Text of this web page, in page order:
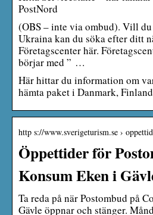
PostNord
(OBS – inte via ombud). Vill
Ukraina kan du söka efter ditt
Företagscenter här.
börjar med ” …
Här hittar du information om
hämta paket i Danmark,
http s://www.sverigeturism.se ›
Öppettider för
Konsum Eken i
Ta reda på när Postombud på
Gävle öppnar och stänger.